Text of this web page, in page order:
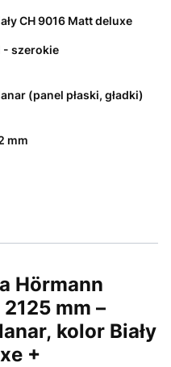
CH 9016 Matt deluxe
- szerokie
(panel płaski, gładki)
mm
Hörmann
mm –
kolor Biały
+